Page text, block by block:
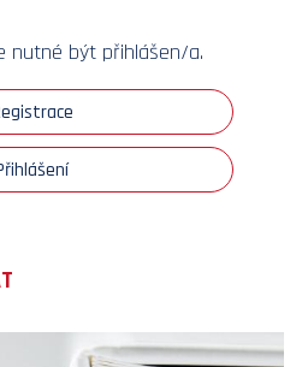
nutné být přihlášen/a.